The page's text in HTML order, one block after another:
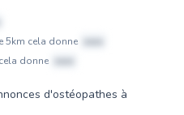
5km cela donne
xxxx
donne
xxxx
d'ostéopathes à